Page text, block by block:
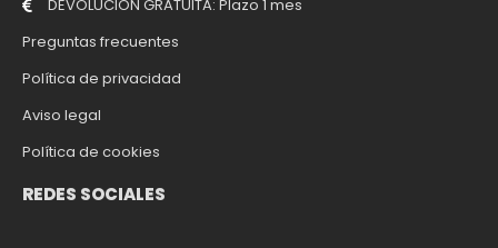
DEVOLUCIÓN GRATUITA: Plazo 1 mes
Preguntas frecuentes
Política de privacidad
Aviso legal
Política de cookies
REDES SOCIALES